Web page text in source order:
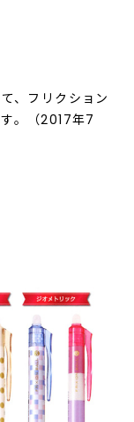
、フリクション
。（2017年7